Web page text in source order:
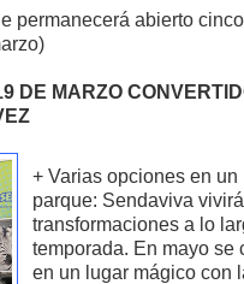
permanecerá abierto
DE MARZO
+ Varias opciones en un
parque: Sendaviva
transformaciones a lo
temporada. En mayo se
en un lugar mágico con